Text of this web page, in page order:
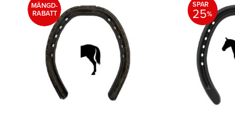
MÄNGD-
RABATT
SPAR
25%